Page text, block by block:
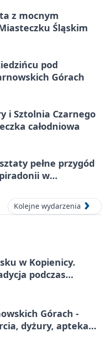
z mocnym
Śląskim
pod
Górach
i Sztolnia Czarnego
całodniowa
pełne przygód
w
Kolejne wydarzenia
w Kopienicy.
podczas
Górach -
dyżury, apteka